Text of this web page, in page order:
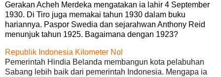
Gerakan Acheh Merdeka mengatakan ia lahir 4 September
1930. Di Tiro juga memakai tahun 1930 dalam buku
hariannya. Paspor Swedia dan sejarahwan Anthony Reid
menunjuk tahun 1925. Bagaimana dengan 1923?
Republik Indonesia Kilometer Nol
Pemerintah Hindia Belanda membangun kota pelabuhan
Sabang lebih baik dari pemerintah Indonesia. Mengapa ia